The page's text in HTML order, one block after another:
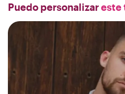
Puedo personalizareste